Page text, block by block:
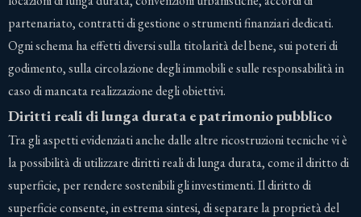
partenariato, contratti di gestione o strumenti finanziari dedicati.
Ogni schema ha effetti diversi sulla titolarità del bene, sui poteri di
godimento, sulla circolazione degli immobili e sulle responsabilità in
caso di mancata realizzazione degli obiettivi.
Diritti reali di lunga durata e patrimonio pubblico
Tra gli aspetti evidenziati anche dalle altre ricostruzioni tecniche vi è
la possibilità di utilizzare diritti reali di lunga durata, come il diritto di
superficie, per rendere sostenibili gli investimenti. Il diritto di
superficie consente, in estrema sintesi, di separare la proprietà del